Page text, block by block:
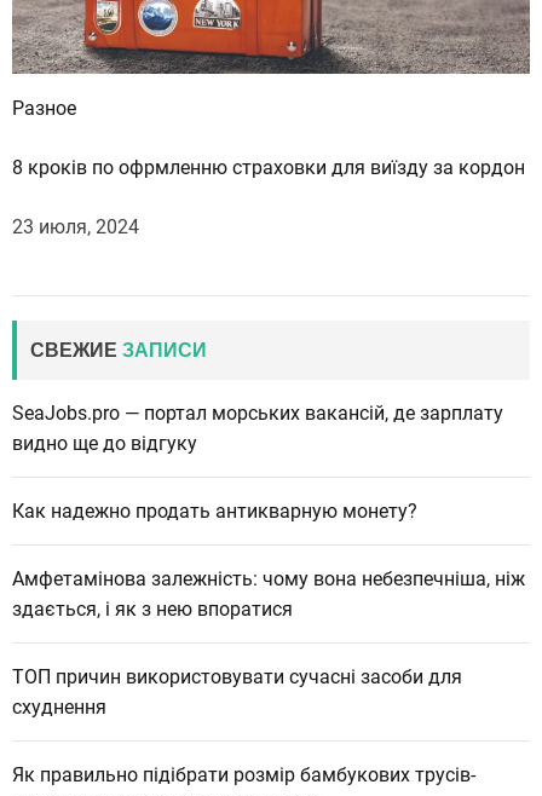
Разное
8 кроків по офрмленню страховки для виїзду за кордон
23 июля, 2024
СВЕЖИЕ ЗАПИСИ
SeaJobs.pro — портал морських вакансій, де зарплату
видно ще до відгуку
Как надежно продать антикварную монету?
Амфетамінова залежність: чому вона небезпечніша, ніж
здається, і як з нею впоратися
ТОП причин використовувати сучасні засоби для
схуднення
Як правильно підібрати розмір бамбукових трусів-